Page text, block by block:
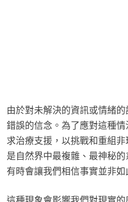
由於對未解決的資訊或情緒
錯誤的信念。為了應對這種
求治療支援，以挑戰和重組
是自然界中最複雜、最神秘
有時會讓我們相信事實並非如